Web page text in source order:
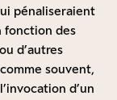
pénaliseraient
fonction des
d’autres
souvent,
d’un